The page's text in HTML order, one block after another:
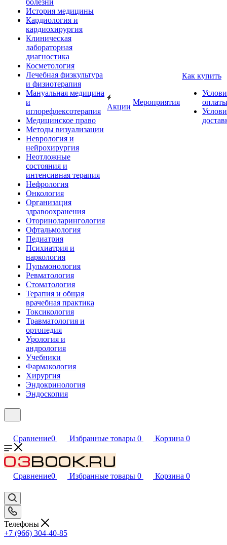
болезни
История медицины
Кардиология и
кардиохирургия
Клиническая
лабораторная
диагностика
Косметология
Лечебная физкультура
и физиотерапия
Мануальная медицина
и
иглорефлексотерапия
Медицинское право
Методы визуализации
Неврология и
нейрохирургия
Неотложные
состояния и
интенсивная терапия
Нефрология
Онкология
Организация
здравоохранения
Оториноларингология
Офтальмология
Педиатрия
Психиатрия и
наркология
Пульмонология
Ревматология
Стоматология
Терапия и общая
врачебная практика
Токсикология
Травматология и
ортопедия
Урология и
андрология
Учебники
Фармакология
Хирургия
Эндокринология
Эндоскопия
Акции
Мероприятия
Как купить
оплаты
Сравнение0 Избранные товары 0 Корзина 0
Сравнение0 Избранные товары 0 Корзина 0
Телефоны
+7 (966) 304-40-85